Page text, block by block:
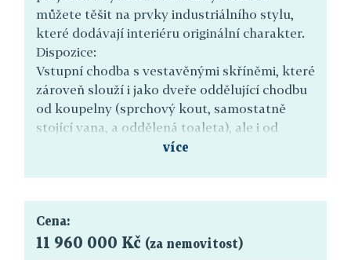
můžete těšit na prvky industriálního stylu,
které dodávají interiéru originální charakter.
Dispozice:
Vstupní chodba s vestavěnými skříněmi, které
zároveň slouží i jako dveře oddělující chodbu
od koupelny (sprchový kout, samostatně
stojící vana, a oddělená toaleta), ale i od
obytného otevřeného prostoru. Z této
Byt má zvýšené stropy , které vytvářejí
vzdušný a unikátní prostor, ale zároveň je
možné tento prostor dle potřeb rozdělit i na
více
Cena:
11 960 000 Kč (za nemovitost)